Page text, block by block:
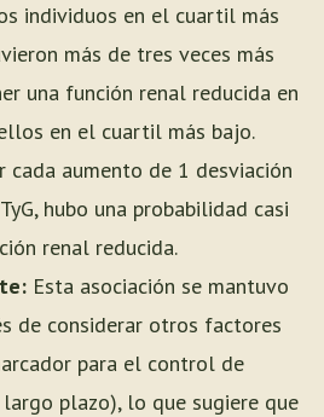
individuos en el cuartil más
más de tres veces más
una función renal reducida en
en el cuartil más bajo.
cada aumento de 1 desviación
hubo una probabilidad casi
renal reducida.
Esta asociación se mantuvo
de considerar otros factores
para el control de
plazo), lo que sugiere que